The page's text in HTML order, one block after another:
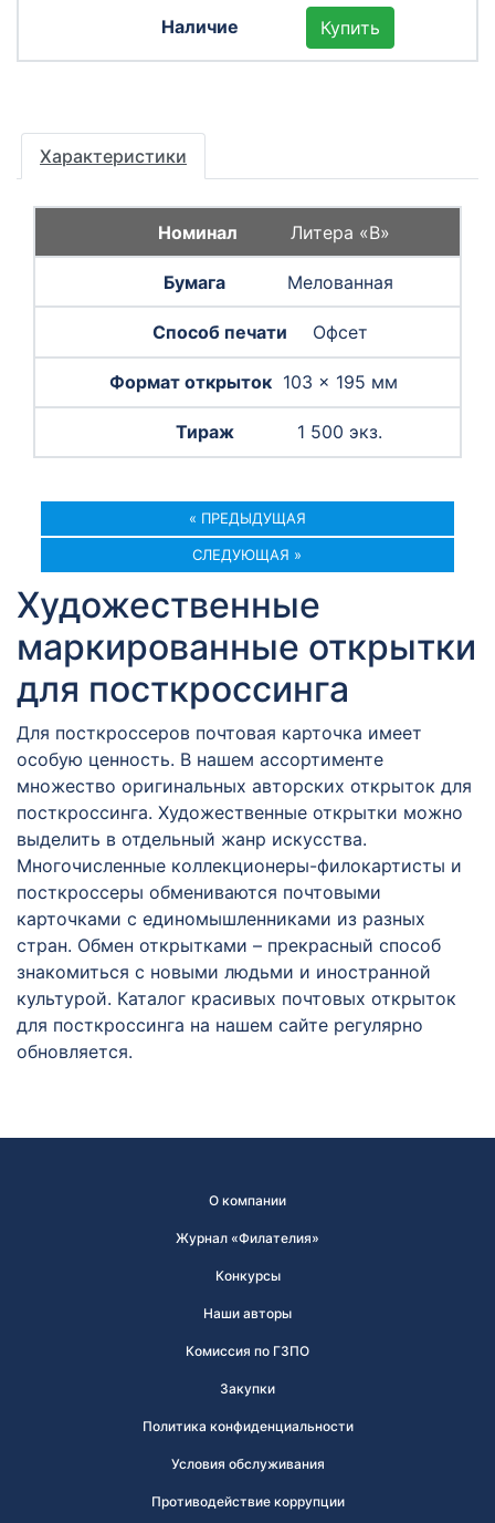
Купить
Характеристики
Литера «B»
Мелованная
Офсет
103 × 195 мм
1 500 экз.
« ПРЕДЫДУЩАЯ
СЛЕДУЮЩАЯ »
Художественные
маркированные открытки
для посткроссинга
Для посткроссеров почтовая карточка имеет
особую ценность. В нашем ассортименте
множество оригинальных авторских открыток для
посткроссинга. Художественные открытки можно
выделить в отдельный жанр искусства.
Многочисленные коллекционеры-филокартисты и
посткроссеры обмениваются почтовыми
карточками с единомышленниками из разных
стран. Обмен открытками – прекрасный способ
знакомиться с новыми людьми и иностранной
культурой. Каталог красивых почтовых открыток
для посткроссинга на нашем сайте регулярно
обновляется.
О компании
Журнал «Филателия»
Конкурсы
Наши авторы
Комиссия по ГЗПО
Закупки
Политика конфиденциальности
Условия обслуживания
Противодействие коррупции